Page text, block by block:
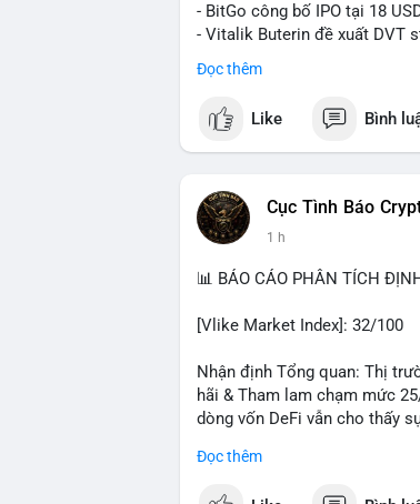
- BitGo công bố IPO tại 18
- Vitalik Buterin đề xuất DVT
Ethereum
- Hong Kong phát hành giấy
- Nga xác định crypto là tài
- Trump hy vọng ký vào luật
Quốc hội
- Steak ’n Shake cho phép
#binancesquare
#cryptonews
#hongkong
$btc $eth $sol $xrp $cc #cc
#vlikevn #titanbot
📰 Nguồn: Decrypt
Đọc thêm
Like Bình
Cục Tình Báo
1 h
📊 BÁO CÁO PHÂN TÍCH
[Vlike Market Index]: 32/100
Nhận định Tổng quan: Thị
hãi & Tham lam chạm mức
dòng vốn DeFi vẫn cho thấy
Phân tích Dòng tiền DeFi
Đọc thêm